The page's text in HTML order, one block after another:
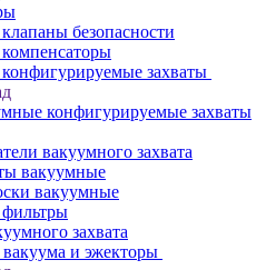
безопасности
захваты
конфигурируемые захваты
вакуумного захвата
вакуумные
вакуумные
захвата
и эжекторы